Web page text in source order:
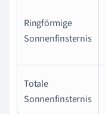
Ringförmige
Sonnenfinsternis
Totale
Sonnenfinsternis